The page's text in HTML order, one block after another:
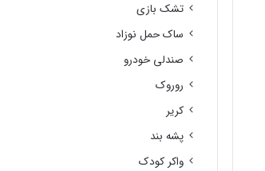
تشک بازی
ساک حمل نوزاد
صندلی خودرو
روروک
کریر
پشه بند
واکر کودک